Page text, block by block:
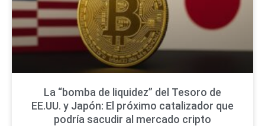
La “bomba de liquidez” del Tesoro de
EE.UU. y Japón: El próximo catalizador que
podría sacudir al mercado cripto